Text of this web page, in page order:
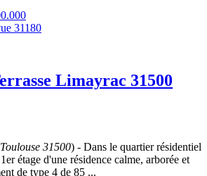
31180
Limayrac 31500
Toulouse 31500) - Dans le quartier résidentiel
étage d'une résidence calme, arborée et
de type 4 de 85 ...